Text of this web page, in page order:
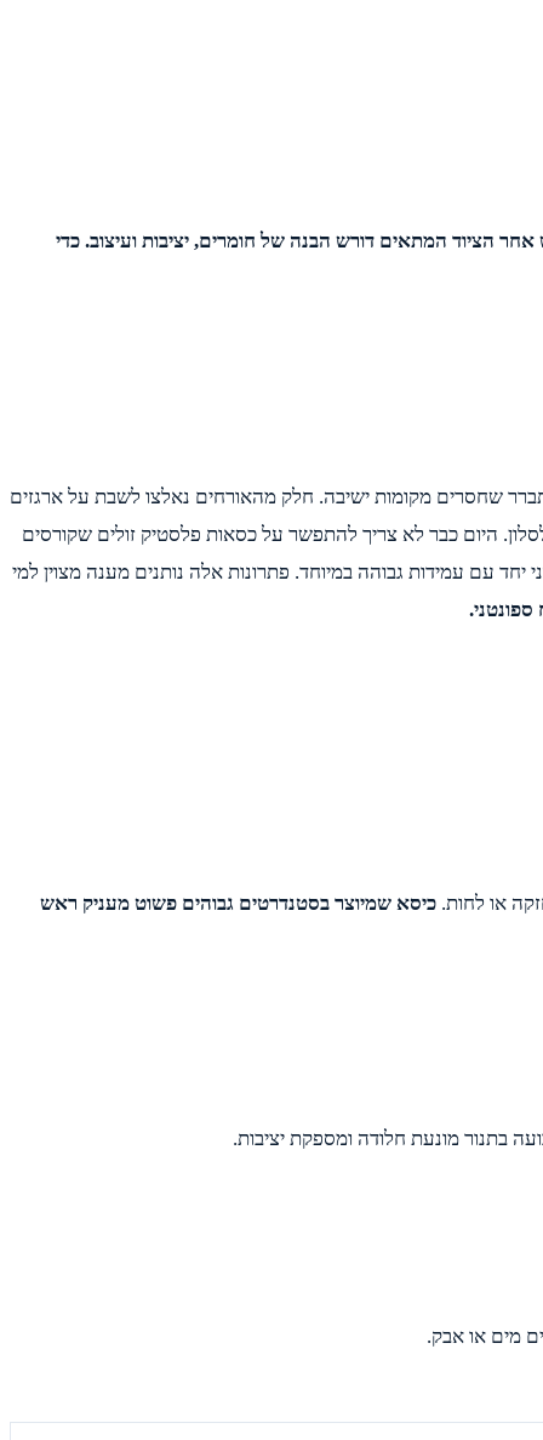
הציוד המתאים דורש הבנה של חומרים, יציבות ועיצוב. כדי
שחסרים מקומות ישיבה. חלק מהאורחים נאלצו לשבת על ארגזים
היום כבר לא צריך להתפשר על כסאות פלסטיק זולים שקורסים
יחד עם עמידות גבוהה במיוחד. פתרונות אלה נותנים מענה מצוין למי
או לחות. כיסא שמיוצר בסטנדרטים גבוהים פשוט מעניק ראש
בתנור מונעת חלודה ומספקת יציבות.
מים או אבק.